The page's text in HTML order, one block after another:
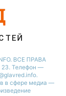
ВСЕ ПРАВА
Телефон —
в сфере медиа —